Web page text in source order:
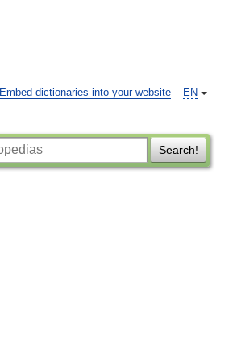
EN
Embed dictionaries into your website
Search!